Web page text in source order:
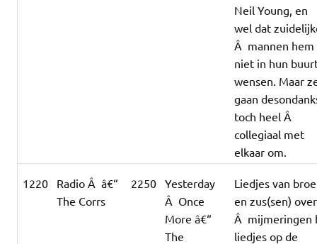
Neil Young, en
wel dat
Â mannen hem
niet in hun
wensen. Maar
gaan
toch heel Â
collegiaal met
elkaar om.
1220
Radio Â â€“
The Corrs
2250
Yesterday
Â Once
More â€“
The
Liedjes van
en zus(sen) over
Â mijmeringen
liedjes op de